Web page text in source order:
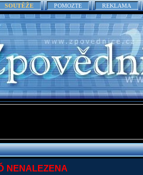
SOUTĚŽE POMOZTE REKLAMA
NENALEZENA